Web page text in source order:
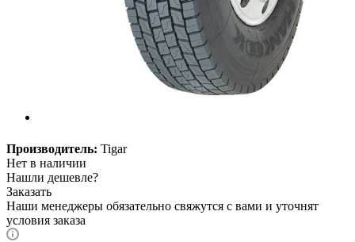
Производитель: Tigar
Нет в наличии
Нашли дешевле?
Заказать
Наши менеджеры обязательно свяжутся с вами и уточнят
условия заказа